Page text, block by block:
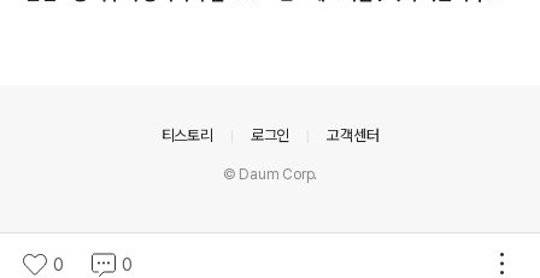
0 0
티스토리 로그인 고객센터
© Daum Corp.